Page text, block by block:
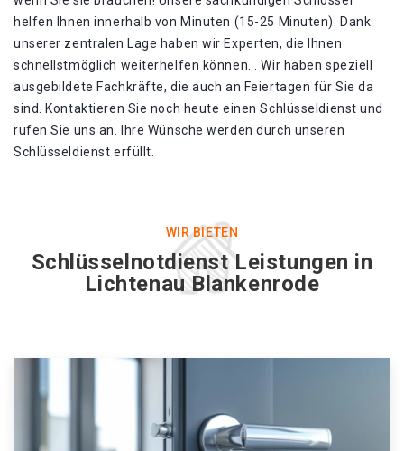
helfen Ihnen innerhalb von Minuten (15-25 Minuten). Dank
unserer zentralen Lage haben wir Experten, die Ihnen
schnellstmöglich weiterhelfen können. . Wir haben speziell
ausgebildete Fachkräfte, die auch an Feiertagen für Sie da
sind. Kontaktieren Sie noch heute einen Schlüsseldienst und
rufen Sie uns an. Ihre Wünsche werden durch unseren
Schlüsseldienst erfüllt.
WIR BIETEN
Schlüsselnotdienst Leistungen in
Lichtenau Blankenrode